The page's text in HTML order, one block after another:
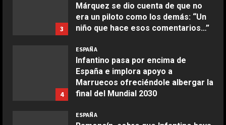
3
Márquez se dio cuenta de que no
era un piloto como los demás: “Un
niño que hace esos comentarios…”
4
ESPAÑA
Infantino pasa por encima de
España e implora apoyo a
Marruecos ofreciéndole albergar la
final del Mundial 2030
ESPAÑA
Aprile 24, 2026
Buñuelos de alcachofas
Aprile 5, 2026
Ternera guisada con senderuelas